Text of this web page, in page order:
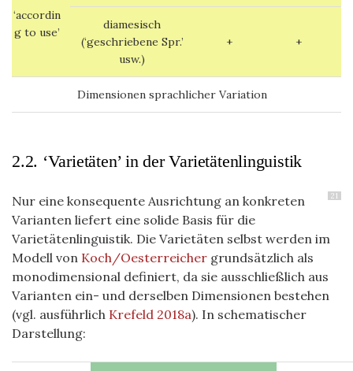
‘accordin
g to use’
diamesisch
(‘geschriebene Spr.’
usw.)
+ +
Dimensionen sprachlicher Variation
2.2. ‘Varietäten’ in der Varietätenlinguistik
21
Nur eine konsequente Ausrichtung an konkreten
Varianten liefert eine solide Basis für die
Varietätenlinguistik. Die Varietäten selbst werden im
Modell von Koch/Oesterreicher grundsätzlich als
monodimensional definiert, da sie ausschließlich aus
Varianten ein- und derselben Dimensionen bestehen
(vgl. ausführlich Krefeld 2018a). In schematischer
Darstellung: